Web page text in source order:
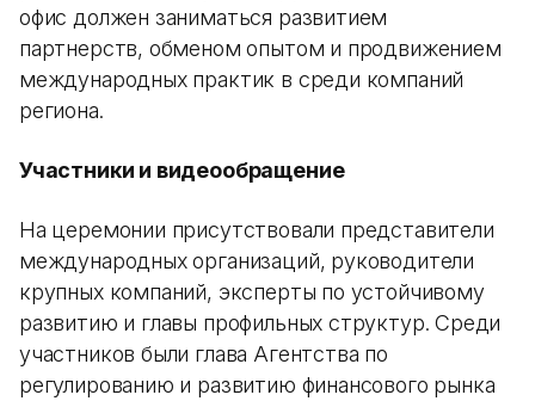
офис должен заниматься развитием
партнерств, обменом опытом и продвижением
международных практик в среди компаний
региона.
Участники и видеообращение
На церемонии присутствовали представители
международных организаций, руководители
крупных компаний, эксперты по устойчивому
развитию и главы профильных структур. Среди
участников были глава Агентства по
регулированию и развитию финансового рынка